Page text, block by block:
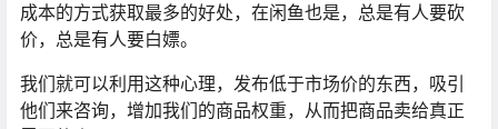
成本的方式获取最多的好处，在闲鱼也是，总是有人要砍
价，总是有人要白嫖。
我们就可以利用这种心理，发布低于市场价的东西，吸引
他们来咨询，增加我们的商品权重，从而把商品卖给真正